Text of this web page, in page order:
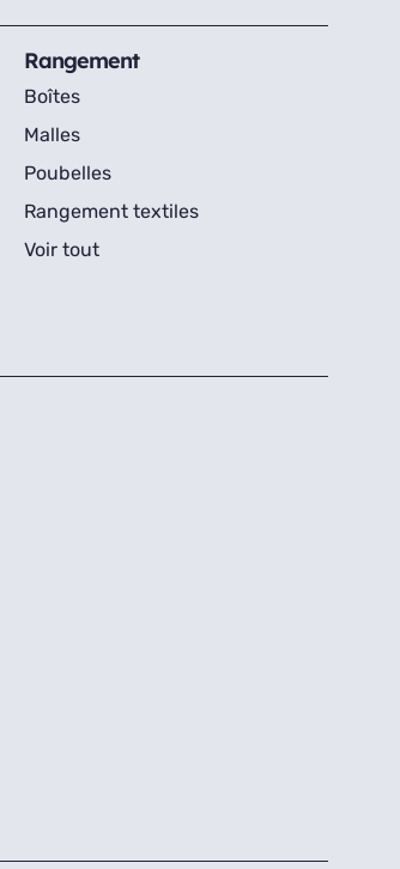
Rangement
Boîtes
Malles
Poubelles
Rangement textiles
Voir tout